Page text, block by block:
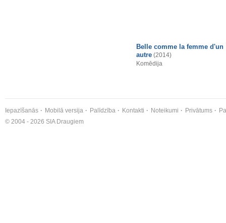
Belle comme la femme d'un
autre (2014)
Komēdija
Iepazīšanās Mobilā versija Palīdzība Kontakti Noteikumi Privātums
© 2004 - 2026 SIA Draugiem